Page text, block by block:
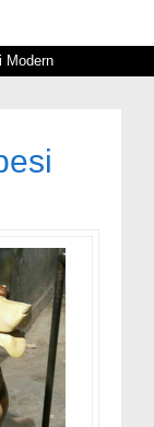
Modern